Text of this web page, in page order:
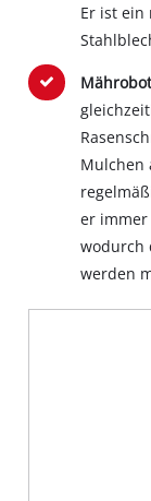
Er ist
Mulchen
er immer
wodurch
werden